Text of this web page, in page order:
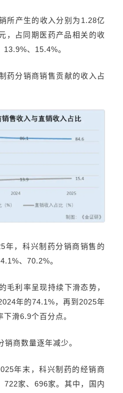
所产生的收入分别为1.28亿
，占同期医药产品相关的收
、15.4%。
药分销商销售贡献的收入占
年，科兴制药分销商销售的
、70.2%。
毛利率呈现持续下滑态势，
年的74.1%，再到2025年
滑6.9个百分点。
商数量逐年减少。
年末，科兴制药的经销商
722家、696家。其中，国内